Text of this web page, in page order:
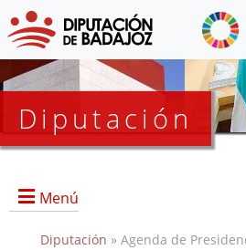
Diputación
Menú
Diputación » Agenda de